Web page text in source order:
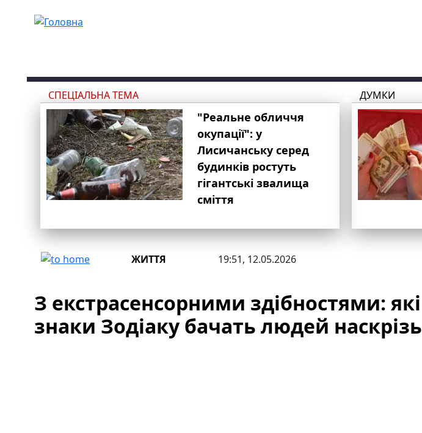
СПЕЦІАЛЬНА ТЕМА
"Реальне обличчя
окупації": у
Лисичанську серед
будинків ростуть
гігантські звалища
сміття
ДУМКИ
ЖИТТЯ 19:51, 12.05.2026
З екстрасенсорними здібностями: які
знаки Зодіаку бачать людей наскрізь